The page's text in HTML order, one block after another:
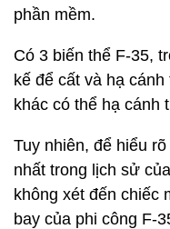
phần mềm.
Có 3 biến thể F-35,
kế để cất và hạ
khác có thể hạ cánh
Tuy nhiên, để hiểu
nhất trong lịch sử
không xét đến chiếc
bay của phi công F-